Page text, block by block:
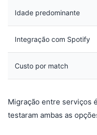
Idade predominante
Integração com Spotify
Custo por match
Migração entre serviços
testaram ambas as